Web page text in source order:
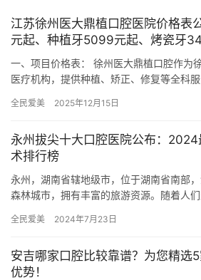
江苏徐州医大鼎植口腔医院价格表
元起、种植牙5099元起、烤瓷牙
一、项目价格表： 徐州医大鼎植口腔作为
医疗机构，提供种植、矫正、修复等全科
全民爱美 2025年12月15日
永州拔尖十大口腔医院公布：
术排行榜
永州，湖南省辖地级市，位于湖南省南部
森林城市，拥有丰富的旅游资源。随着人
供专业…
全民爱美 2024年7月23日
安吉哪家口腔比较靠谱？为您精选
优势！